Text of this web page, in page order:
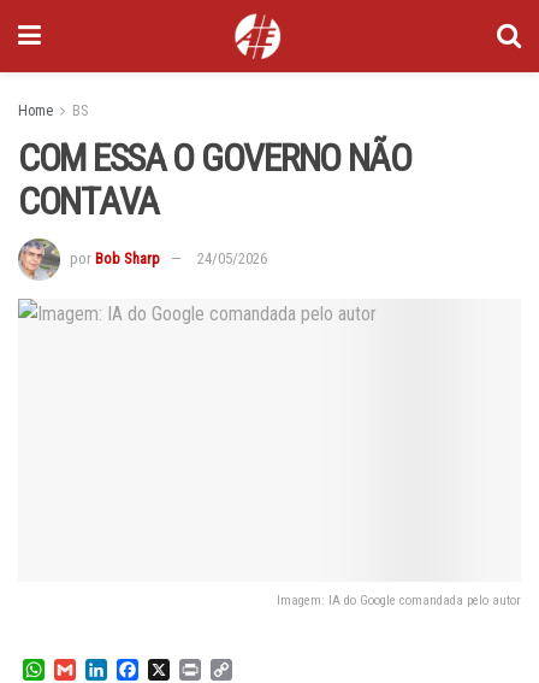
Home BS
COM ESSA O GOVERNO NÃO
CONTAVA
por Bob Sharp 24/05/2026
Imagem: IA do Google comandada pelo autor
W